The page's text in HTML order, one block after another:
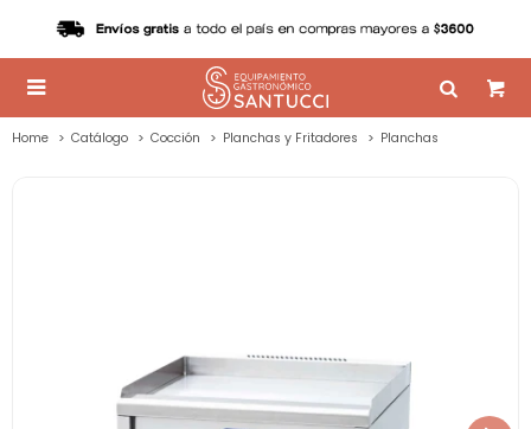

Home Catálogo Cocción Planchas y Fritadores Planchas